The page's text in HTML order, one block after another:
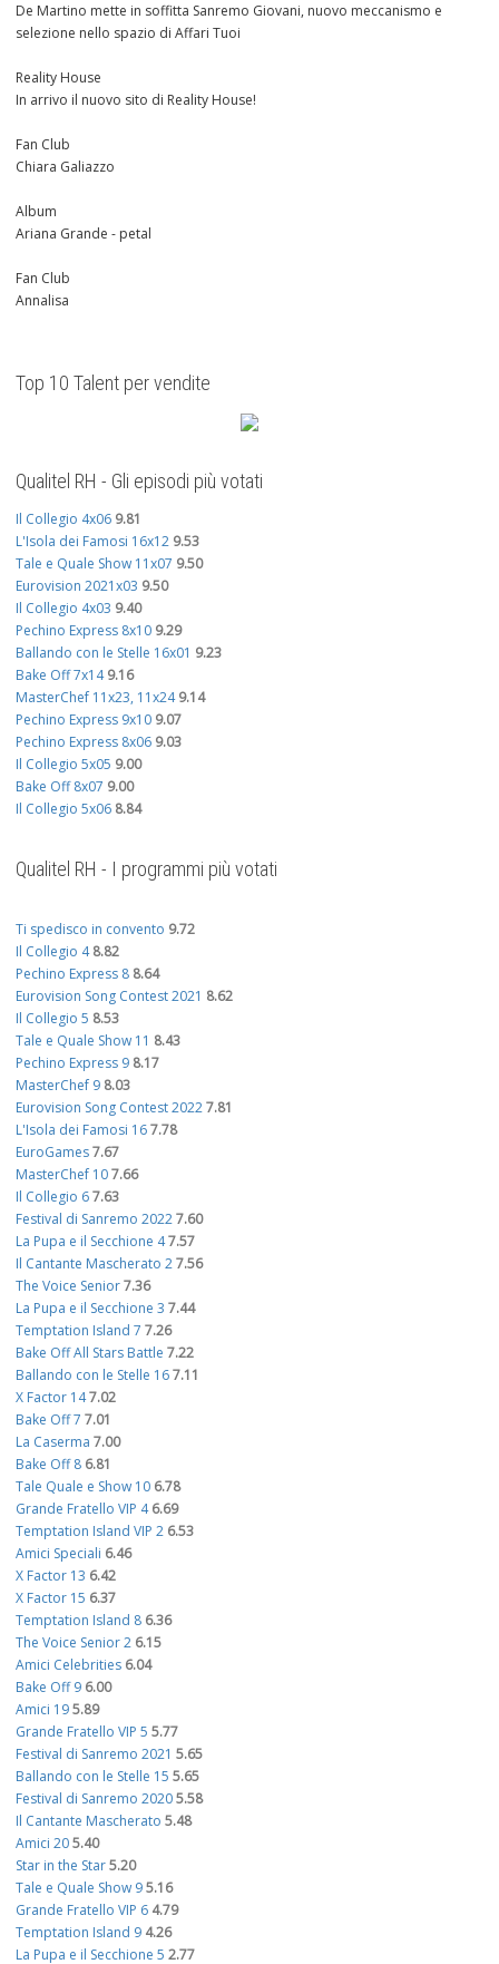
De Martino mette in soffitta Sanremo Giovani, nuovo meccanismo e
selezione nello spazio di Affari Tuoi
Reality House
In arrivo il nuovo sito di Reality House!
Fan Club
Chiara Galiazzo
Album
Ariana Grande - petal
Fan Club
Annalisa
Top 10 Talent per vendite
Qualitel RH - Gli episodi più votati
Il Collegio 4x06 9.81
L'Isola dei Famosi 16x12 9.53
Tale e Quale Show 11x07 9.50
Eurovision 2021x03 9.50
Il Collegio 4x03 9.40
Pechino Express 8x10 9.29
Ballando con le Stelle 16x01 9.23
Bake Off 7x14 9.16
MasterChef 11x23, 11x24 9.14
Pechino Express 9x10 9.07
Pechino Express 8x06 9.03
Il Collegio 5x05 9.00
Bake Off 8x07 9.00
Il Collegio 5x06 8.84
Qualitel RH - I programmi più votati
Ti spedisco in convento 9.72
Il Collegio 4 8.82
Pechino Express 8 8.64
Eurovision Song Contest 2021 8.62
Il Collegio 5 8.53
Tale e Quale Show 11 8.43
Pechino Express 9 8.17
MasterChef 9 8.03
Eurovision Song Contest 20227.81
L'Isola dei Famosi 167.78
EuroGames7.67
MasterChef 107.66
Il Collegio 67.63
Festival di Sanremo 20227.60
La Pupa e il Secchione 47.57
Il Cantante Mascherato 27.56
The Voice Senior7.36
La Pupa e il Secchione 3 7.44
Temptation Island 7 7.26
Bake Off All Stars Battle 7.22
Ballando con le Stelle 167.11
X Factor 147.02
Bake Off 7 7.01
La Caserma 7.00
Bake Off 8 6.81
Tale Quale e Show 10 6.78
Grande Fratello VIP 4 6.69
Temptation Island VIP 2 6.53
Amici Speciali 6.46
X Factor 13 6.42
X Factor 15 6.37
Temptation Island 8 6.36
The Voice Senior 2 6.15
Amici Celebrities 6.04
Bake Off 9 6.00
Amici 195.89
Grande Fratello VIP 5 5.77
Festival di Sanremo 2021 5.65
Ballando con le Stelle 15 5.65
Festival di Sanremo 20205.58
Il Cantante Mascherato 5.48
Amici 205.40
Star in the Star5.20
Tale e Quale Show 95.16
Grande Fratello VIP 6 4.79
Temptation Island 9 4.26
La Pupa e il Secchione 5 2.77